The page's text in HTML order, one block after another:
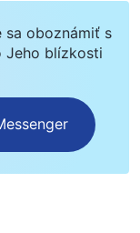
sa oboznámiť s
Jeho blízkosti